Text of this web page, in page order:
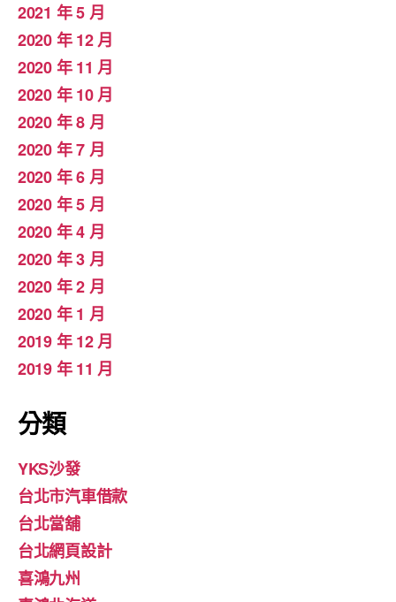
2021 年 5 月
2020 年 12 月
2020 年 11 月
2020 年 10 月
2020 年 8 月
2020 年 7 月
2020 年 6 月
2020 年 5 月
2020 年 4 月
2020 年 3 月
2020 年 2 月
2020 年 1 月
2019 年 12 月
2019 年 11 月
分類
YKS沙發
台北市汽車借款
台北當舖
台北網頁設計
喜鴻九州